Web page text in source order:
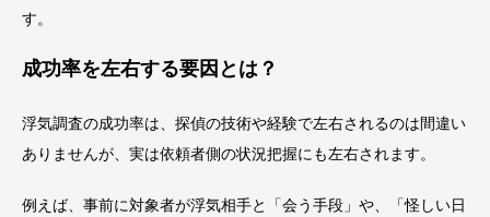
す。
成功率を左右する要因とは？
浮気調査の成功率は、探偵の技術や経験で左右されるのは間違い
ありませんが、実は依頼者側の状況把握にも左右されます。
例えば、事前に対象者が浮気相手と「会う手段」や、「怪しい日